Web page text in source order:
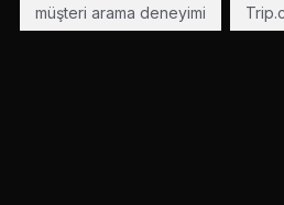
müşteri arama deneyimi